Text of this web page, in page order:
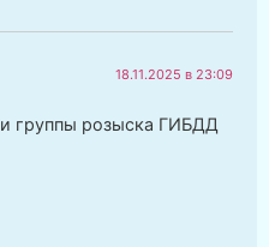
18.11.2025 в 23:09
группы розыска ГИБДД